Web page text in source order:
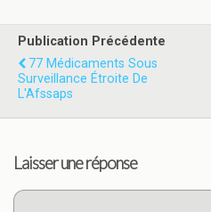
Publication Précédente
77 Médicaments Sous
Surveillance Étroite De
L'Afssaps
Laisser une réponse